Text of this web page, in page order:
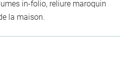
in-folio, reliure maroquin
la maison.